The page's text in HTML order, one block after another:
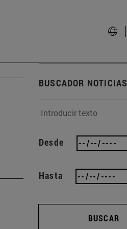
BUSCADOR NOTICIAS
Desde
Hasta
BUSCAR